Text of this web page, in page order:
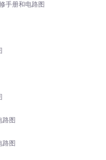
手册和电路图
路图
路图